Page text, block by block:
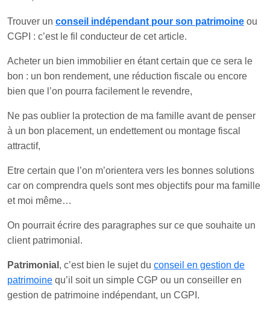
Trouver un conseil indépendant pour son patrimoine ou
CGPI : c’est le fil conducteur de cet article.
Acheter un bien immobilier en étant certain que ce sera le
bon : un bon rendement, une réduction fiscale ou encore
bien que l’on pourra facilement le revendre,
Ne pas oublier la protection de ma famille avant de penser
à un bon placement, un endettement ou montage fiscal
attractif,
Etre certain que l’on m’orientera vers les bonnes solutions
car on comprendra quels sont mes objectifs pour ma famille
et moi même…
On pourrait écrire des paragraphes sur ce que souhaite un
client patrimonial.
Patrimonial , c’est bien le sujet du conseil en gestion de
patrimoine qu’il soit un simple CGP ou un conseiller en
gestion de patrimoine indépendant, un CGPI.